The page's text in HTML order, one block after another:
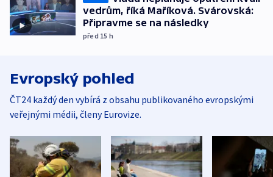
vedrům, říká Maříková. Svárovská:
Připravme se na následky
před 15 h
Evropský pohled
ČT24 každý den vybírá z obsahu publikovaného evropskými
veřejnými médii, členy Eurovize.